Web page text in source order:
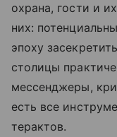
охрана, гости и
них:
эпоху
столицы
мессенджеры,
есть все
терактов.